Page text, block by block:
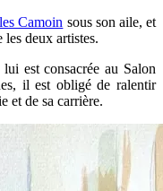
Camoin sous son aile, et
les deux artistes.
est consacrée au Salon
il est obligé de ralentir
et de sa carrière.